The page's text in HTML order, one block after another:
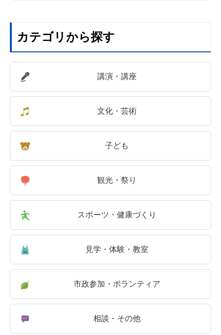
カテゴリから探す
講演・講座
文化・芸術
子ども
観光・祭り
スポーツ・健康づくり
見学・体験・教室
市政参加・ボランティア
相談・その他